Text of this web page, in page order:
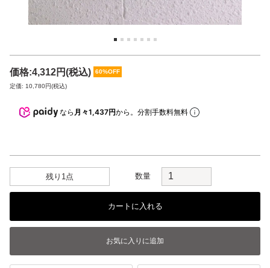
価格:4,312円(税込) 60%OFF
定価: 10,780円(税込)
なら 月々1,437円から。分割手数料無料
残り1点 数量